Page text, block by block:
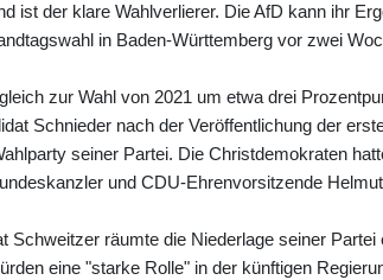
ist der klare Wahlverlierer. Die AfD kann ihr
in Baden-Württemberg vor zwei
zur Wahl von 2021 um etwa drei
Schnieder nach der Veröffentlichung der
seiner Partei. Die Christdemokraten
und CDU-Ehrenvorsitzende
Schweitzer räumte die Niederlage seiner
eine "starke Rolle" in der künftigen